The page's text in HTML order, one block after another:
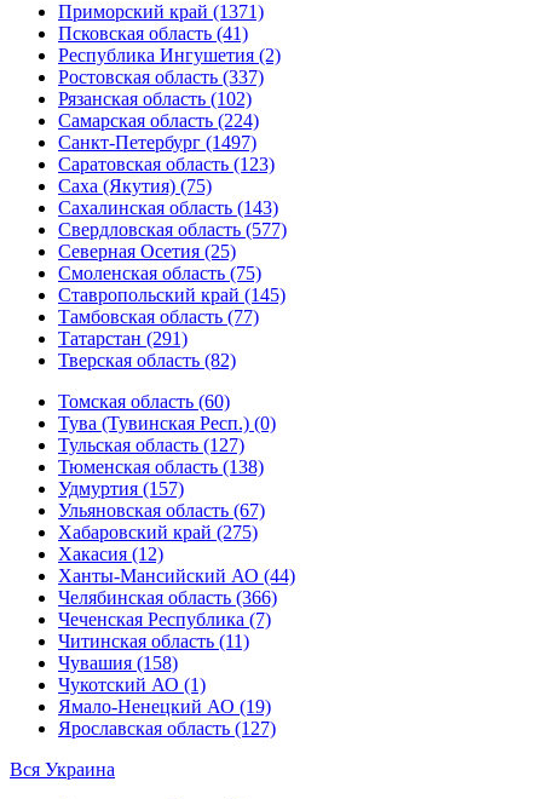
Приморский край (1371)
Псковская область (41)
Республика Ингушетия (2)
Ростовская область (337)
Рязанская область (102)
Самарская область (224)
Санкт-Петербург (1497)
Саратовская область (123)
Саха (Якутия) (75)
Сахалинская область (143)
Свердловская область (577)
Северная Осетия (25)
Смоленская область (75)
Ставропольский край (145)
Тамбовская область (77)
Татарстан (291)
Тверская область (82)
Томская область (60)
Тува (Тувинская Респ.) (0)
Тульская область (127)
Тюменская область (138)
Удмуртия (157)
Ульяновская область (67)
Хабаровский край (275)
Хакасия (12)
Ханты-Мансийский АО (44)
Челябинская область (366)
Чеченская Республика (7)
Читинская область (11)
Чувашия (158)
Чукотский АО (1)
Ямало-Ненецкий АО (19)
Ярославская область (127)
Вся Украина